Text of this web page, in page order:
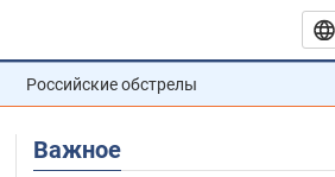
Российские обстрелы
Важное